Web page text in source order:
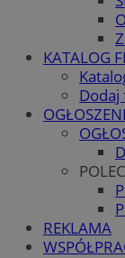
KATALOG
REKLAMA